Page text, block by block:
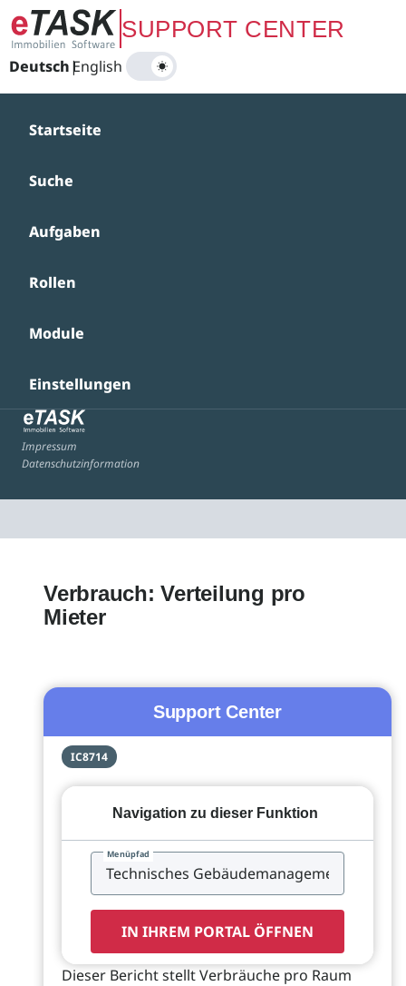
Zum Hauptinhalt springenSUPPORT CENTER
Deutsch|
English
Startseite
Suche
Aufgaben
Rollen
Module
Einstellungen
Impressum
Datenschutzinformation
Verbrauch: Verteilung pro
Mieter
Support Center
IC8714
Navigation zu dieser Funktion
Menüpfad
IN IHREM PORTAL ÖFFNEN
Dieser Bericht stellt Verbräuche pro Raum